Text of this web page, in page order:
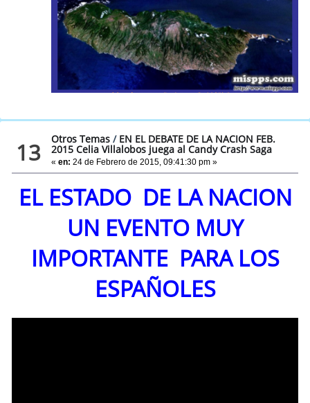
13 Otros Temas / EN EL DEBATE DE LA NACION FEB.
2015 Celia Villalobos juega al Candy Crash Saga
«en: 24 de Febrero de 2015, 09:41:30 pm »
EL ESTADO DE LA NACION
UN EVENTO MUY
IMPORTANTE PARA LOS
ESPAÑOLES